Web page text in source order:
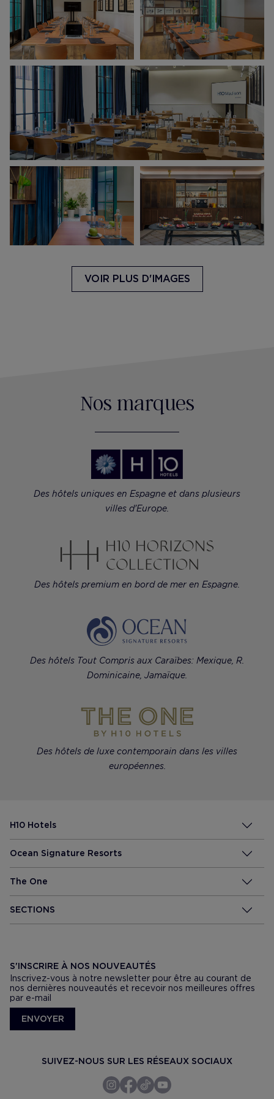
VOIR PLUS D'IMAGES
Nos marques
Des hôtels uniques en Espagne et dans plusieurs
villes d'Europe.
Des hôtels premium en bord de mer en Espagne.
Des hôtels Tout Compris aux Caraïbes: Mexique, R.
Dominicaine, Jamaïque.
Des hôtels de luxe contemporain dans les villes
européennes.
H10 Hotels
Ocean Signature Resorts
The One
SECTIONS
S'INSCRIRE À NOS NOUVEAUTÉS
Inscrivez-vous à notre newsletter pour être au courant de
nos dernières nouveautés et recevoir nos meilleures offres
par e-mail
ENVOYER
SUIVEZ-NOUS SUR LES RÉSEAUX SOCIAUX